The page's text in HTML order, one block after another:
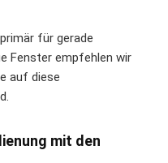
für gerade
Fenster empfehlen wir
auf diese
mit den